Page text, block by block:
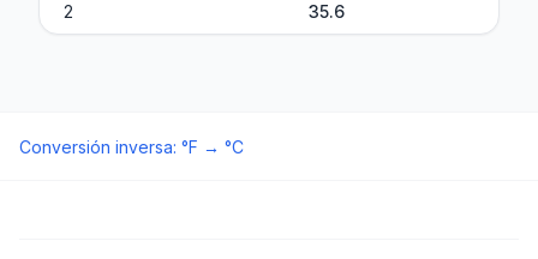
2 35.6
Conversión inversa: °F → °C